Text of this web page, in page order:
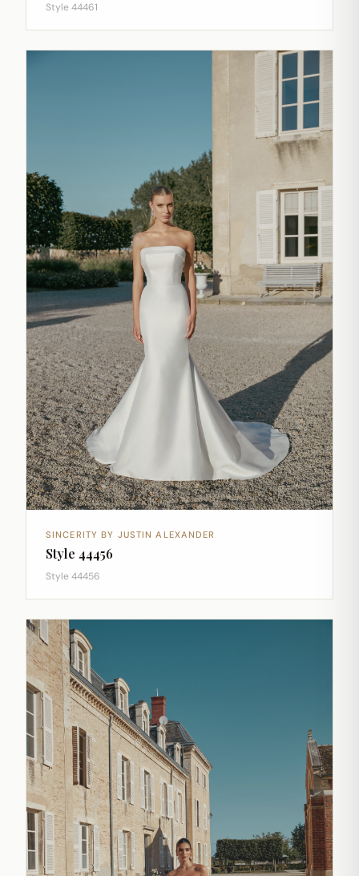
Style 44461
SINCERITY BY JUSTIN ALEXANDER
Style 44456
Style 44456